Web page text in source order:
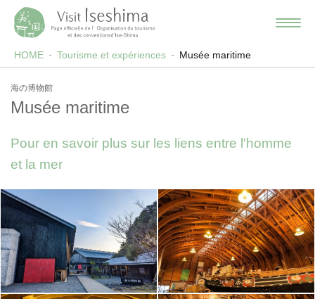
HOME Tourisme et expériences Musée maritime
海の博物館
Musée maritime
Pour en savoir plus sur les liens entre l'homme
et la mer